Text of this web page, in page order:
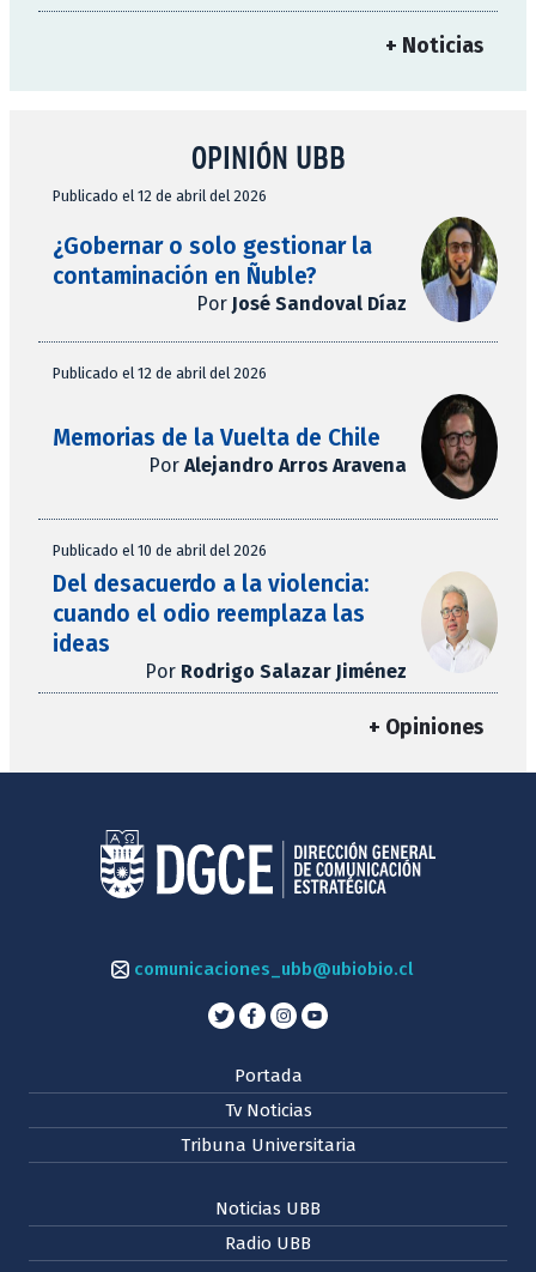
+ Noticias
OPINIÓN UBB
Publicado el 12 de abril del 2026
¿Gobernar o solo gestionar la
contaminación en Ñuble?
Por José Sandoval Díaz
Publicado el 12 de abril del 2026
Memorias de la Vuelta de Chile
Por Alejandro Arros Aravena
Publicado el 10 de abril del 2026
Del desacuerdo a la violencia:
cuando el odio reemplaza las
ideas
Por Rodrigo Salazar Jiménez
+ Opiniones
comunicaciones_ubb@ubiobio.cl
Portada
Tv Noticias
Tribuna Universitaria
Noticias UBB
Radio UBB